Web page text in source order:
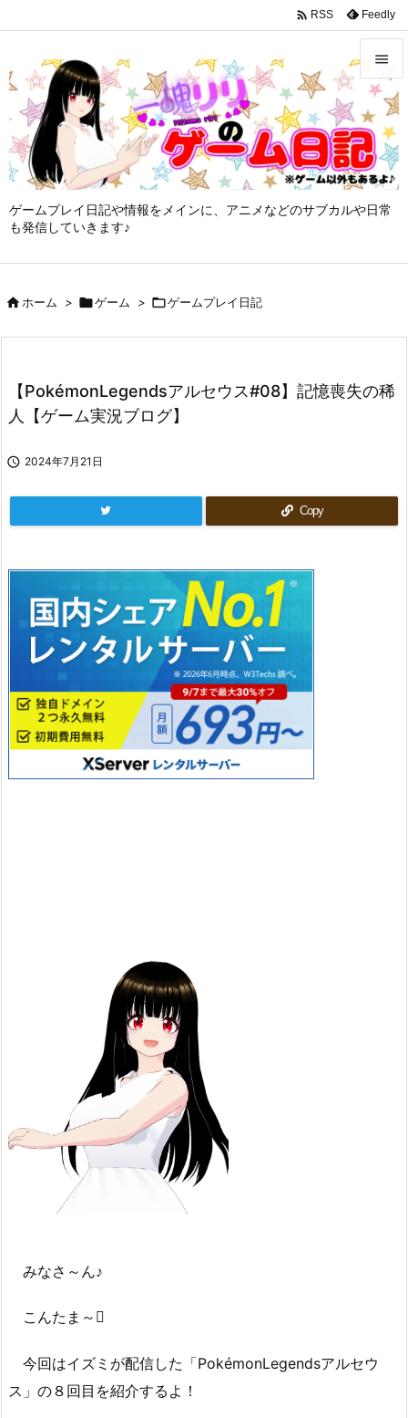
google-site-verification: googleffbc969efee6c755.html
ゲームプレイ日記や情報をメインに、アニメなどのサブカルや日常
も発信していきます♪


メニュ

サイド

前へ
 RSS Feedly
ホーム > ゲーム > ゲームプレイ日記
【PokémonLegendsアルセウス#08】記憶喪失の稀
人【ゲーム実況ブログ】
 2024年7月21日
Copy
みなさ～ん♪
こんたま～
今回はイズミが配信した「PokémonLegendsアルセウ
ス」の８回目を紹介するよ！